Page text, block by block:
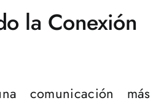
la Conexión
comunicación más